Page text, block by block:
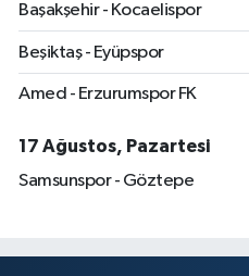
Başakşehir - Kocaelispor
Beşiktaş - Eyüpspor
Amed - Erzurumspor FK
17 Ağustos, Pazartesi
Samsunspor - Göztepe